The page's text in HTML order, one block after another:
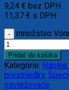
9,24 € bez DPH
11,37 € s DPH
množstvo
Pridať do košíka
Kategórie:
prostriedky,
osviežovače